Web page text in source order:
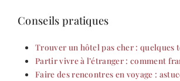
Conseils pratiques
Trouver un hôtel pas cher : quelques
Partir vivre à l’étranger : comment
Faire des rencontres en voyage :